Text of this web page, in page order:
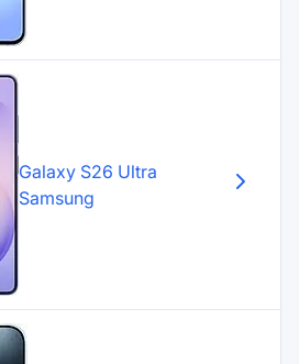
Galaxy S26 Ultra
Samsung